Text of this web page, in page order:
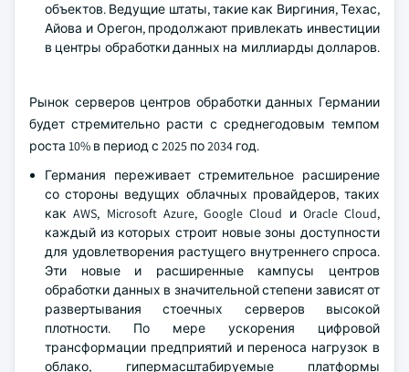
объектов. Ведущие штаты, такие как Виргиния, Техас,
Айова и Орегон, продолжают привлекать инвестиции
в центры обработки данных на миллиарды долларов.
Рынок серверов центров обработки данных Германии
будет стремительно расти с среднегодовым темпом
роста 10% в период с 2025 по 2034 год.
Германия переживает стремительное расширение
со стороны ведущих облачных провайдеров, таких
как AWS, Microsoft Azure, Google Cloud и Oracle Cloud,
каждый из которых строит новые зоны доступности
для удовлетворения растущего внутреннего спроса.
Эти новые и расширенные кампусы центров
обработки данных в значительной степени зависят от
развертывания стоечных серверов высокой
плотности. По мере ускорения цифровой
трансформации предприятий и переноса нагрузок в
облако, гипермасштабируемые платформы